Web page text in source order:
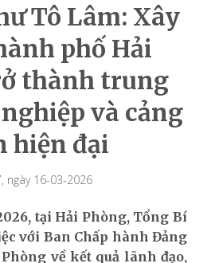
Tô Lâm: Xây
phố Hải
thành trung
và cảng
hiện đại
ngày 16-03-2026
tại Hải Phòng, Tổng Bí
với Ban Chấp hành Đảng
về kết quả lãnh đạo,